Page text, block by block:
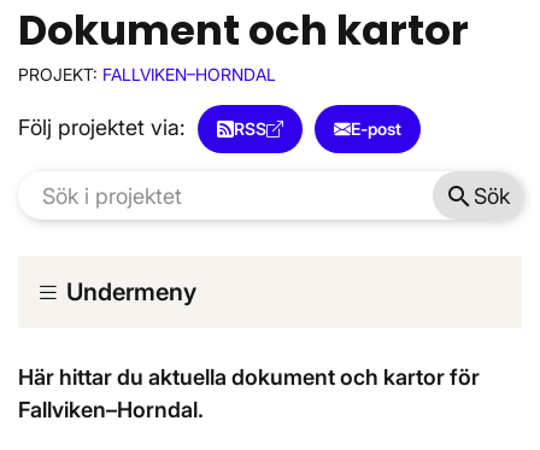
Dokument och kartor
PROJEKT: FALLVIKEN–HORNDAL
Följ projektet via: RSS E-post
search Sök
Undermeny
Här hittar du aktuella dokument och kartor för
Fallviken–Horndal.